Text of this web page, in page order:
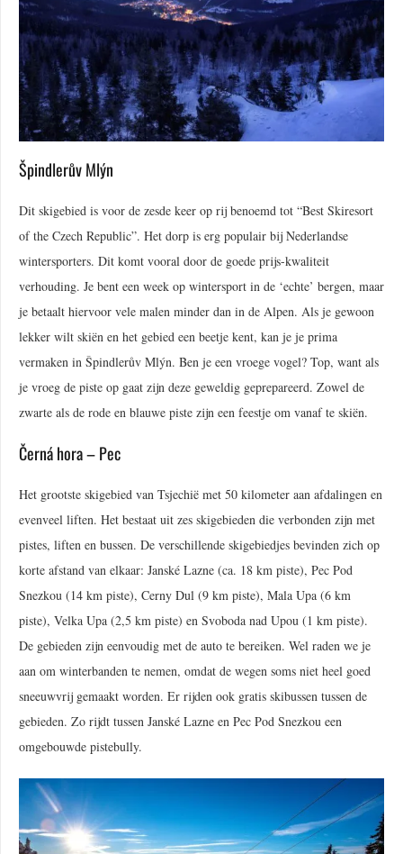
Špindlerův Mlýn
Dit skigebied is voor de zesde keer op rij benoemd tot “Best Skiresort
of the Czech Republic”. Het dorp is erg populair bij Nederlandse
wintersporters. Dit komt vooral door de goede prijs-kwaliteit
verhouding. Je bent een week op wintersport in de ‘echte’ bergen, maar
je betaalt hiervoor vele malen minder dan in de Alpen. Als je gewoon
lekker wilt skiën en het gebied een beetje kent, kan je je prima
vermaken in Špindlerův Mlýn. Ben je een vroege vogel? Top, want als
je vroeg de piste op gaat zijn deze geweldig geprepareerd. Zowel de
zwarte als de rode en blauwe piste zijn een feestje om vanaf te skiën.
Černá hora – Pec
Het grootste skigebied van Tsjechië met 50 kilometer aan afdalingen en
evenveel liften. Het bestaat uit zes skigebieden die verbonden zijn met
pistes, liften en bussen. De verschillende skigebiedjes bevinden zich op
korte afstand van elkaar: Janské Lazne (ca. 18 km piste), Pec Pod
Snezkou (14 km piste), Cerny Dul (9 km piste), Mala Upa (6 km
piste), Velka Upa (2,5 km piste) en Svoboda nad Upou (1 km piste).
De gebieden zijn eenvoudig met de auto te bereiken. Wel raden we je
aan om winterbanden te nemen, omdat de wegen soms niet heel goed
sneeuwvrij gemaakt worden. Er rijden ook gratis skibussen tussen de
gebieden. Zo rijdt tussen Janské Lazne en Pec Pod Snezkou een
omgebouwde pistebully.